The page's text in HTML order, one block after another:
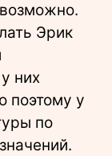
Эрик
них
поэтому у
по